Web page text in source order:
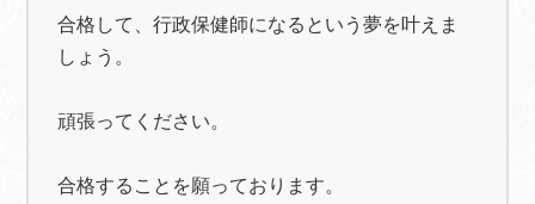
合格して、行政保健師になるという夢を叶えま
しょう。
頑張ってください。
合格することを願っております。